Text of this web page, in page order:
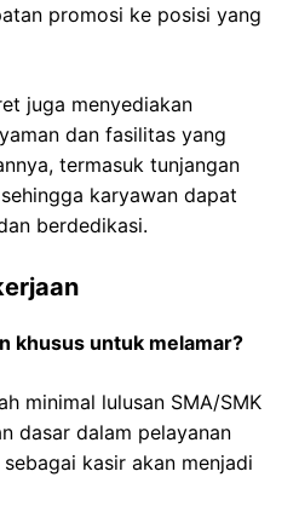
promosi ke posisi yang
juga menyediakan
dan fasilitas yang
termasuk tunjangan
karyawan dapat
berdedikasi.
khusus untuk melamar?
minimal lulusan SMA/SMK
dasar dalam pelayanan
kasir akan menjadi